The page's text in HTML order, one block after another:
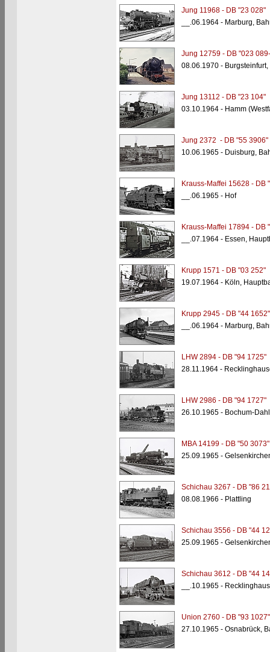
Jung 11968 - DB "23 028"
__.06.1964 - Marburg,
Jung 12759 - DB "023
08.06.1970 - Burgsteinfurt,
Jung 13112 - DB "23 104"
03.10.1964 - Hamm
Jung 2372 - DB "55 3906"
10.06.1965 - Duisburg,
Krauss-Maffei 15628 - DB
__.06.1965 - Hof
Krauss-Maffei 17894 - DB
__.07.1964 - Essen,
Krupp 1571 - DB "03 252"
19.07.1964 - Köln,
Krupp 2945 - DB "44 1652"
__.06.1964 - Marburg,
LHW 2894 - DB "94 1725"
28.11.1964 -
LHW 2986 - DB "94 1727"
26.10.1965 - Bochum-
MBA 14199 - DB "50 3073"
25.09.1965 -
Schichau 3267 - DB "86
08.08.1966 - Plattling
Schichau 3556 - DB "44
25.09.1965 -
Schichau 3612 - DB "44
__.10.1965 -
Union 2760 - DB "93 1027"
27.10.1965 - Osnabrück,